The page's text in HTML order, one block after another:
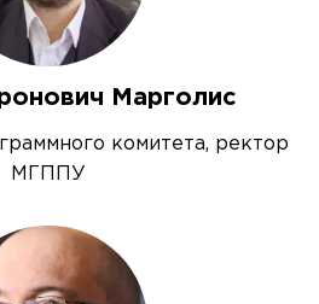
Марголис
комитета, ректор
МГППУ